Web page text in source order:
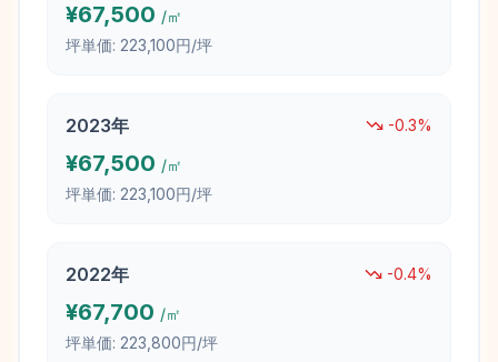
¥67,500 /㎡
坪単価: 223,100円/坪
2023年 -0.3%
¥67,500 /㎡
坪単価: 223,100円/坪
2022年 -0.4%
¥67,700 /㎡
坪単価: 223,800円/坪